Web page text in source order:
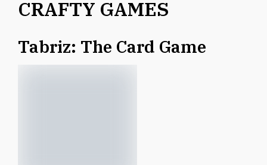
CRAFTY GAMES
Tabriz: The Card Game